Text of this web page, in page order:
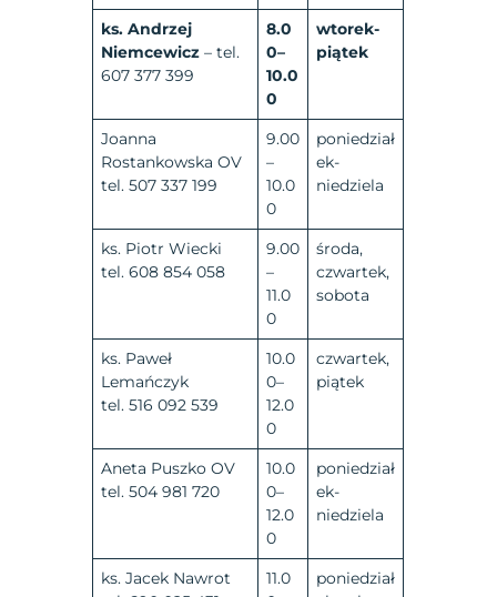
ks. Andrzej
Niemcewicz – tel.
607 377 399
8.0
0–
10.0
0
wtorek-
piątek
Joanna
Rostankowska OV
tel. 507 337 199
9.00
–
10.0
0
poniedział
ek-
niedziela
ks. Piotr Wiecki
tel. 608 854 058
9.00
–
11.0
0
środa,
czwartek,
sobota
ks. Paweł
Lemańczyk
tel. 516 092 539
10.0
0–
12.0
0
czwartek,
piątek
Aneta Puszko OV
tel. 504 981 720
10.0
0–
12.0
0
poniedział
ek-
niedziela
ks. Jacek Nawrot
11.0
poniedział